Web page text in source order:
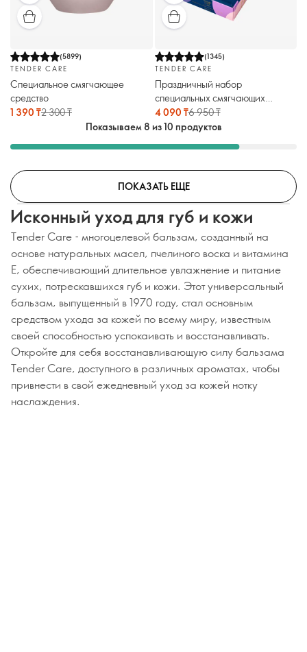
(5899)
TENDER CARE
Специальное смягчающее
средство
1 390 ₸2 300 ₸
(1345)
TENDER CARE
Праздничный набор
специальных смягчающих
средств
4 090 ₸6 950 ₸
Показываем 8 из 10 продуктов
ПОКАЗАТЬ ЕЩЕ
Исконный уход для губ и кожи
Tender Care - многоцелевой бальзам, созданный на
основе натуральных масел, пчелиного воска и витамина
Е, обеспечивающий длительное увлажнение и питание
сухих, потрескавшихся губ и кожи. Этот универсальный
бальзам, выпущенный в 1970 году, стал основным
средством ухода за кожей по всему миру, известным
своей способностью успокаивать и восстанавливать.
Откройте для себя восстанавливающую силу бальзама
Tender Care, доступного в различных ароматах, чтобы
привнести в свой ежедневный уход за кожей нотку
наслаждения.